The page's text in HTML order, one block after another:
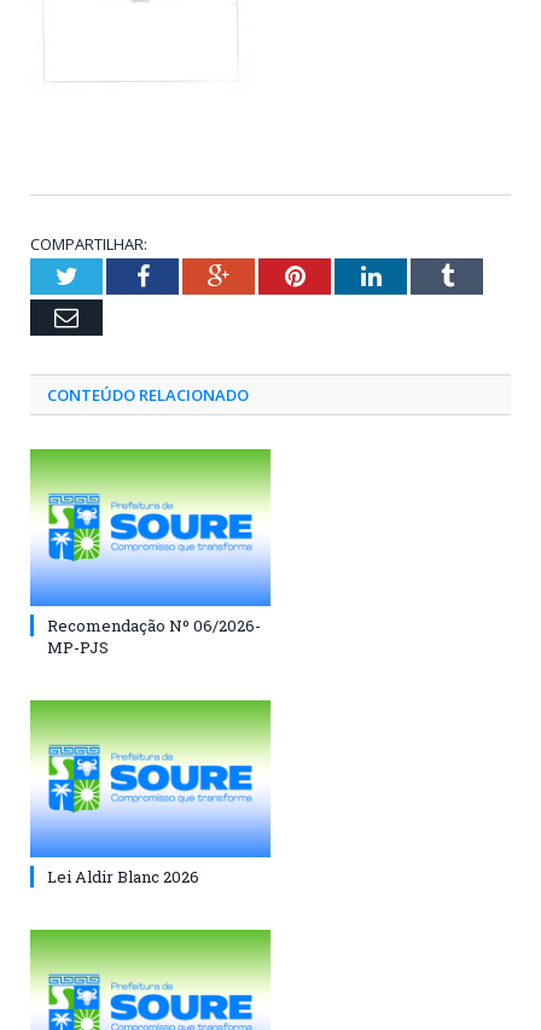
COMPARTILHAR:
TwitterFacebookGoogle+PinterestLinkedInTumblr
Email
CONTEÚDO RELACIONADO
Recomendação Nº 06/2026-
MP-PJS
Lei Aldir Blanc 2026